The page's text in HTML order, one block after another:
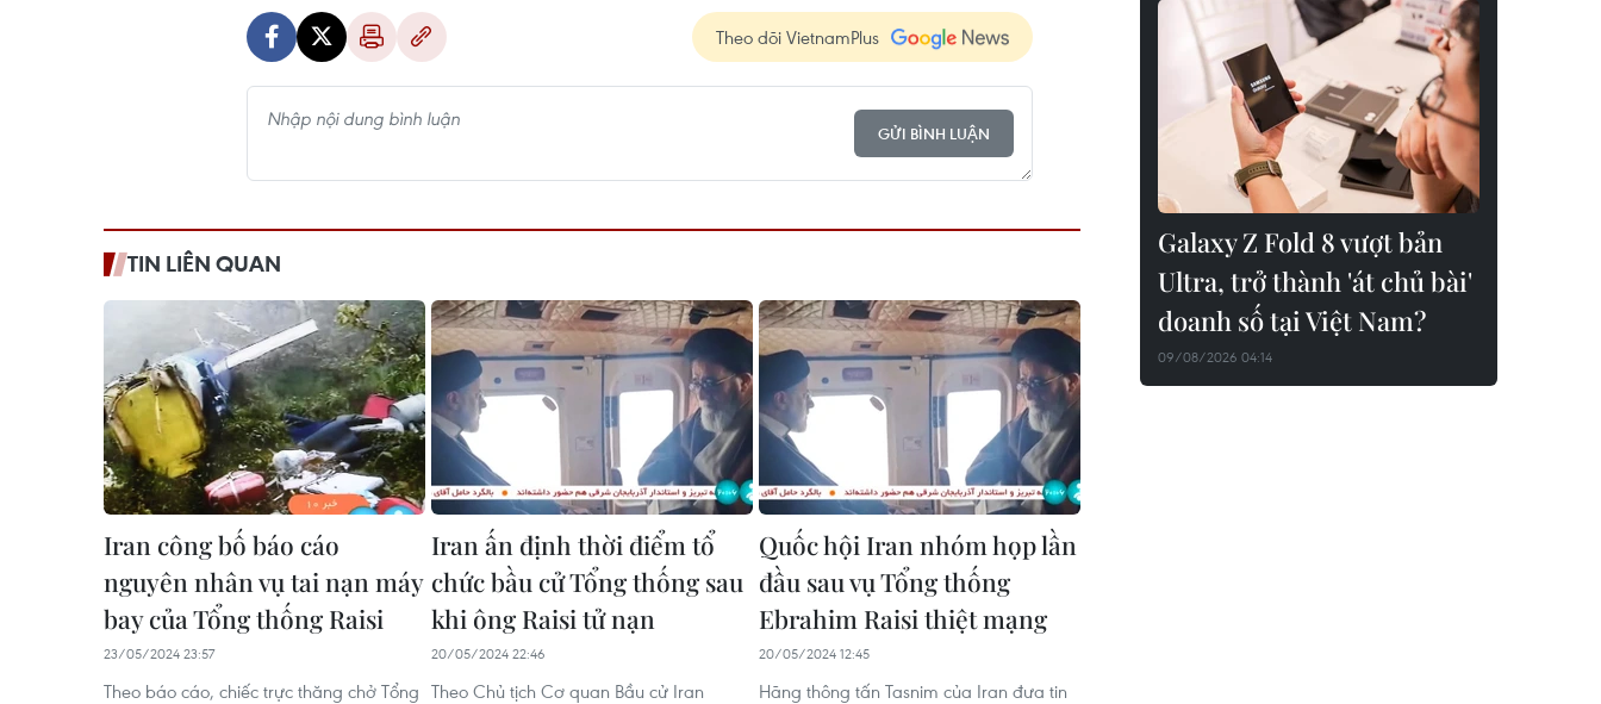
Theo dõi VietnamPlus
GỬI BÌNH LUẬN
TIN LIÊN QUAN
Iran công bố báo cáo
nguyên nhân vụ tai nạn máy
bay của Tổng thống Raisi
23/05/2024 23:57
Theo báo cáo, chiếc trực thăng chở Tổng
Iran ấn định thời điểm tổ
chức bầu cử Tổng thống sau
khi ông Raisi tử nạn
20/05/2024 22:46
Theo Chủ tịch Cơ quan Bầu cử Iran
Quốc hội Iran nhóm họp lần
đầu sau vụ Tổng thống
Ebrahim Raisi thiệt mạng
20/05/2024 12:45
Hãng thông tấn Tasnim của Iran đưa tin
Galaxy Z Fold 8 vượt bản
Ultra, trở thành 'át chủ bài'
doanh số tại Việt Nam?
09/08/2026 04:14